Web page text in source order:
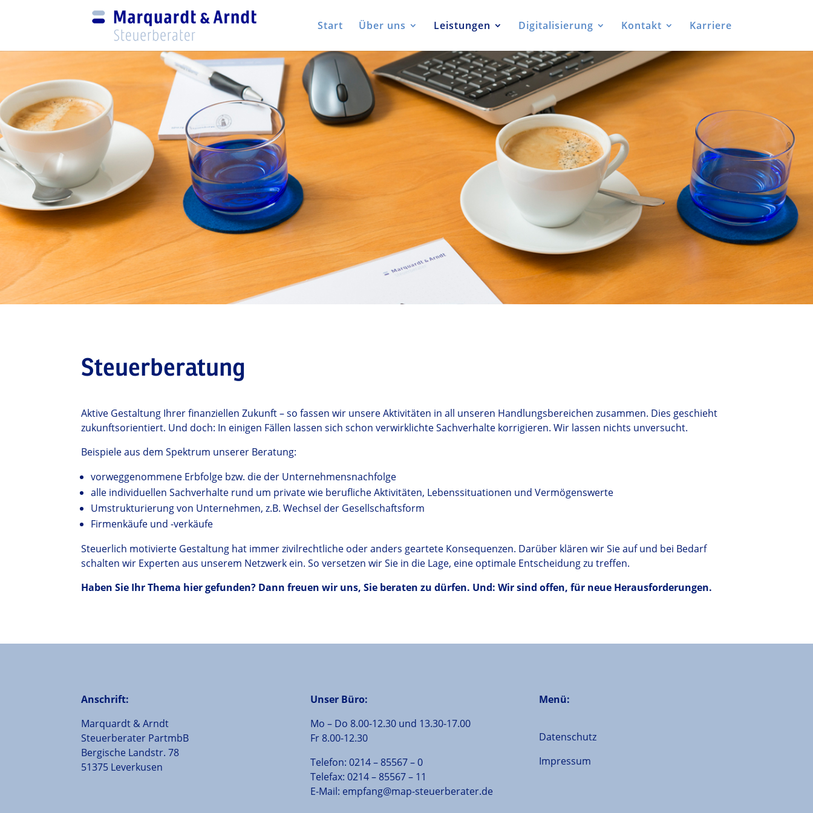
Start Über uns Leistungen Digitalisierung Kontakt Karriere
Steuerberatung
Aktive Gestaltung Ihrer finanziellen Zukunft – so fassen wir unsere Aktivitäten in all unseren Handlungsbereichen zusammen. Dies geschieht
zukunftsorientiert. Und doch: In einigen Fällen lassen sich schon verwirklichte Sachverhalte korrigieren. Wir lassen nichts unversucht.
Beispiele aus dem Spektrum unserer Beratung:
vorweggenommene Erbfolge bzw. die der Unternehmensnachfolge
alle individuellen Sachverhalte rund um private wie berufliche Aktivitäten, Lebenssituationen und Vermögenswerte
Umstrukturierung von Unternehmen, z.B. Wechsel der Gesellschaftsform
Firmenkäufe und -verkäufe
Steuerlich motivierte Gestaltung hat immer zivilrechtliche oder anders geartete Konsequenzen. Darüber klären wir Sie auf und bei Bedarf
schalten wir Experten aus unserem Netzwerk ein. So versetzen wir Sie in die Lage, eine optimale Entscheidung zu treffen.
Haben Sie Ihr Thema hier gefunden? Dann freuen wir uns, Sie beraten zu dürfen. Und: Wir sind offen, für neue Herausforderungen.
Anschrift:
Marquardt & Arndt
Steuerberater PartmbB
Bergische Landstr. 78
51375 Leverkusen
Unser Büro:
Mo – Do 8.00-12.30 und 13.30-17.00
Fr 8.00-12.30
Telefon: 0214–85567–0
Telefax: 0214–85567–11
E-Mail: empfang@map-steuerberater.de
Menü:
Datenschutz
Impressum